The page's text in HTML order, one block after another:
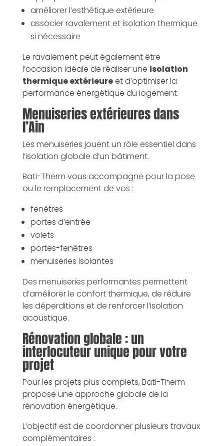
améliorer l’esthétique extérieure
associer ravalement et isolation thermique
si nécessaire
Le ravalement peut également être
l’occasion idéale de réaliser une isolation
thermique extérieureet d’optimiser la
performance énergétique du logement.
Menuiseries extérieures dans
l’Ain
Les menuiseries jouent un rôle essentiel dans
l’isolation globale d’un bâtiment.
Bati-Therm vous accompagne pour la pose
ou le remplacement de vos :
fenêtres
portes d’entrée
volets
portes-fenêtres
menuiseries isolantes
Des menuiseries performantes permettent
d’améliorer le confort thermique, de réduire
les déperditions et de renforcer l’isolation
acoustique.
Rénovation globale : un
interlocuteur unique pour votre
projet
Pour les projets plus complets, Bati-Therm
propose une approche globale de la
rénovation énergétique.
L’objectif est de coordonner plusieurs travaux
complémentaires :